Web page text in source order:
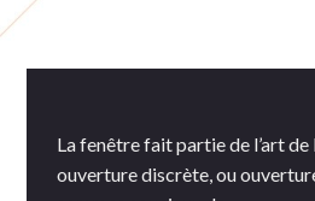
La fenêtre fait partie de l’art de
ouverture discrète, ou